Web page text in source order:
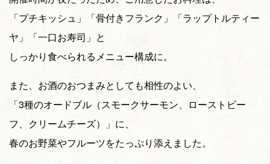
「プチキッシュ」「骨付きフランク」「ラップトルティー
ヤ」「一口お寿司」と
しっかり食べられるメニュー構成に。
また、お酒のおつまみとしても相性のよい、
「3種のオードブル（スモークサーモン、ローストビー
フ、クリームチーズ）」に、
春のお野菜やフルーツをたっぷり添えました。